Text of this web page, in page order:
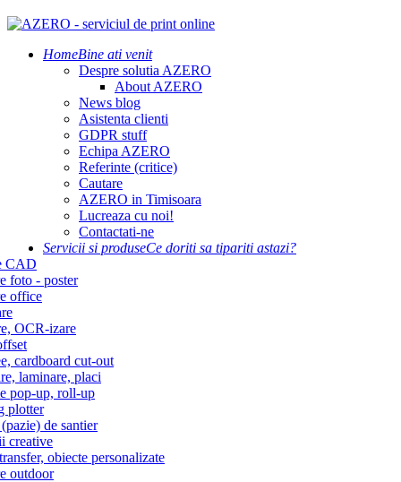
HomeBine ati venit
Despre solutia AZERO
About AZERO
News blog
Asistenta clienti
GDPR stuff
Echipa AZERO
Referinte (critice)
Cautare
AZERO in Timisoara
Lucreaza cu noi!
Contactati-ne
Servicii si produseCe doriti sa tipariti astazi?
CAD
foto - poster
office
OCR-izare
cardboard cut-out
laminare, placi
pop-up, roll-up
plotter
de santier
creative
obiecte personalizate
outdoor